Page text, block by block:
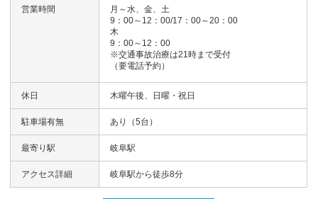
営業時間
月～水、金、土
9：00～12：00/17：00～20：00
木
9：00～12：00
※交通事故治療は21時まで受付
（要電話予約）
休日 木曜午後、日曜・祝日
駐車場有無 あり（5台）
最寄り駅 岐阜駅
アクセス詳細 岐阜駅から徒歩8分